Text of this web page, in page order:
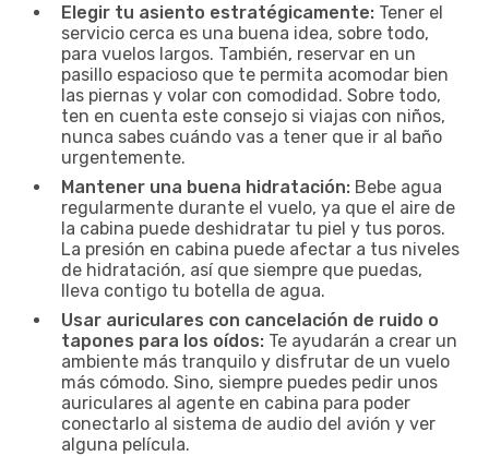
Elegir tu asiento estratégicamente: Tener el
servicio cerca es una buena idea, sobre todo,
para vuelos largos. También, reservar en un
pasillo espacioso que te permita acomodar bien
las piernas y volar con comodidad. Sobre todo,
ten en cuenta este consejo si viajas con niños,
nunca sabes cuándo vas a tener que ir al baño
urgentemente.
Mantener una buena hidratación: Bebe agua
regularmente durante el vuelo, ya que el aire de
la cabina puede deshidratar tu piel y tus poros.
La presión en cabina puede afectar a tus niveles
de hidratación, así que siempre que puedas,
lleva contigo tu botella de agua.
Usar auriculares con cancelación de ruido o
tapones para los oídos: Te ayudarán a crear un
ambiente más tranquilo y disfrutar de un vuelo
más cómodo. Sino, siempre puedes pedir unos
auriculares al agente en cabina para poder
conectarlo al sistema de audio del avión y ver
alguna película.